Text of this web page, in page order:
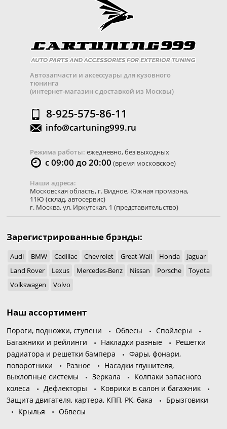
Автозапчасти и аксессуары для кузовного
тюнинга
(интернет-магазин с доставкой из Москвы)
8-925-575-86-11
info@cartuning999.ru
Режима работы: ежедневно, без выходных
с 09:00 до 20:00 (время московское)
Наши адреса:
Московская область, г. Видное, Южная промзона,
11Ю (склад, автосервис)
г. Москва,ул. Иркутская, 1 (представительство)
Зарегистрированные брэнды:
Audi BMW Cadillac Chevrolet Great-Wall Honda
Jaguar
Land Rover
Lexus Mercedes-Benz Nissan Porsche
Toyota
Volkswagen
Volvo
Наш ассортимент
Пороги, подножки, ступени Обвесы
Спойлеры
Багажники и рейлинги
Накладки разные
Решетки
радиатора и решетки бампера
Фары, фонари,
поворотники
Разное
Насадки глушителя,
выхлопные системы
Зеркала
Колпаки запасного
колеса
Дефлекторы
Коврики в салон и багажник
Защита двигателя, картера, КПП, РК, бака
Брызговики
Крылья
Обвесы